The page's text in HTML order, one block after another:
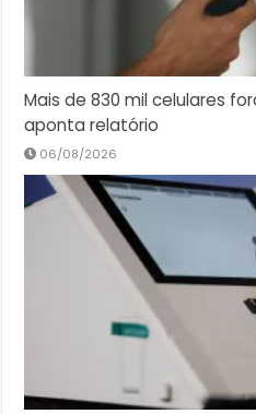
Mais de 830 mil celulares
aponta relatório
06/08/2026